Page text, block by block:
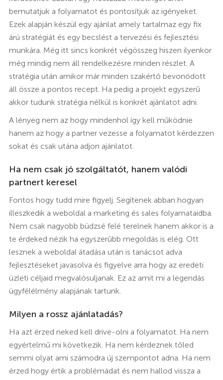
bemutatjuk a folyamatot és pontosítjuk az igényeket.
Ezek alapján készül egy ajánlat amely tartalmaz egy fix
árú stratégiát és egy becslést a tervezési és fejlesztési
munkára. Még itt sincs konkrét végösszeg hiszen ilyenkor
még mindig nem áll rendelkezésre minden részlet. A
stratégia után amikor már minden szakértő bevonódott
áll össze a pontos recept. Ha pedig a projekt egyszerű
akkor tudunk stratégia nélkül is konkrét ajánlatot adni.
A lényeg nem az hogy mindenhol így kell működnie
hanem az hogy a partner vezesse a folyamatot kérdezzen
sokat és csak utána adjon ajánlatot.
Ha nem csak jó szolgáltatót, hanem valódi
partnert keresel
Fontos hogy tudd mire figyelj. Segítenek abban hogyan
illeszkedik a weboldal a marketing és sales folyamataidba.
Nem csak nagyobb büdzsé felé terelnek hanem akkor is a
te érdeked nézik ha egyszerűbb megoldás is elég. Ott
lesznek a weboldal átadása után is tanácsot adva
fejlesztéseket javasolva és figyelve arra hogy az eredeti
üzleti céljaid megvalósuljanak. Ez az amit mi a legendás
ügyfélélmény alapjának tartunk.
Milyen a rossz ajánlatadás?
Ha azt érzed neked kell drive-olni a folyamatot. Ha nem
egyértelmű mi következik. Ha nem kérdeznek tőled
semmi olyat ami számodra új szempontot adna. Ha nem
érzed hogy értik a problémádat és nem hallod vissza a